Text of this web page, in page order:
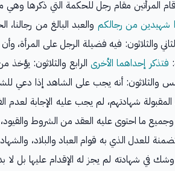
المرأتين مقام رجل للحكمة التي ذكرها
شهيدين من رجالكم والعبد البالغ من رجالنا،
والثلاثون: فيه فضيلة الرجل على المرأة،
فتذكر إحداهما الأخرى الرابع والثلاثون:
والثلاثون: أنه يجب على الشاهد إذا دعي
شهادتهم، لم يجب عليه الإجابة لعدم
ما احتوى عليه العقد من الشروط والقيود،
للعدل الذي به قوام العباد والبلاد،
في شهادته لم يجز له الإقدام عليها بل لا